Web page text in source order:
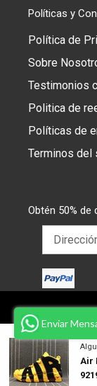
Políticas y
Política de
Sobre
Testimonios
Politica de
Políticas de
Terminos del
Obtén 50%
Air
Este sitio
sitio web,
Para más
Enviar